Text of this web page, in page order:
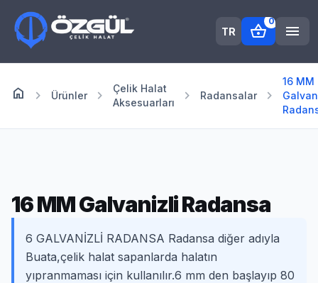
TR shopping_basket
0
menu
home Anasayfa
chevron_right Ürünler chevron_right
Çelik Halat
Aksesuarları
chevron_right Radansalar chevron_right
16 MM
16 MM Galvanizli Radansa
6 GALVANİZLİ RADANSA Radansa diğer adıyla
Buata,çelik halat sapanlarda halatın
yıpranmaması için kullanılır.6 mm den başlayıp 80